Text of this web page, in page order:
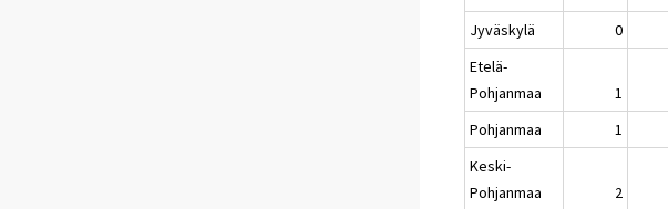
Jyväskylä
0
Etelä-
Pohjanmaa
1
Pohjanmaa
1
Keski-
Pohjanmaa
2